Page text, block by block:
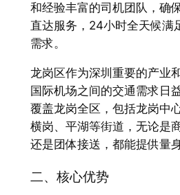
和经验丰富的司机团队，确
直达服务，24小时全天候满
需求。
龙岗区作为深圳重要的产业
国际机场之间的交通需求日
覆盖龙岗全区，包括龙岗中
横岗、平湖等街道，无论是
还是团体接送，都能提供量
二、核心优势